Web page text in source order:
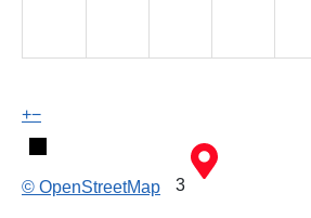
3
+−
© OpenStreetMap